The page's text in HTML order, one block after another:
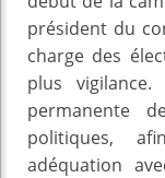
président du
charge des
plus
permanente
politiques,
adéquation